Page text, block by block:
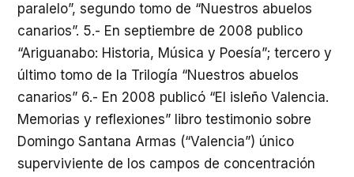
paralelo”, segundo tomo de “Nuestros abuelos
canarios”. 5.- En septiembre de 2008 publico
“Ariguanabo: Historia, Música y Poesía”; tercero y
último tomo de la Trilogía “Nuestros abuelos
canarios” 6.- En 2008 publicó “El isleño Valencia.
Memorias y reflexiones” libro testimonio sobre
Domingo Santana Armas (“Valencia”) único
superviviente de los campos de concentración